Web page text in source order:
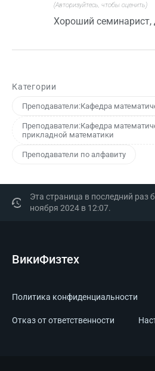
(Авторизуйтесь, чтобы оценить)
Хороший
Категории
Преподаватели:Кафедра
Преподаватели:Кафедра
прикладной математики
Преподаватели по алфавиту
Эта страница в последний раз
ноября 2024 в 12:07.
ВикиФизтех
Политика конфиденциальности
Отказ от ответственности